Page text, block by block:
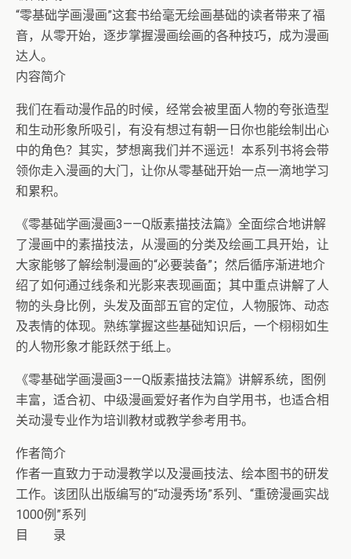
“零基础学画漫画”这套书给毫无绘画基础的读者带来了福
音，从零开始，逐步掌握漫画绘画的各种技巧，成为漫画
达人。
内容简介
我们在看动漫作品的时候，经常会被里面人物的夸张造型
和生动形象所吸引，有没有想过有朝一日你也能绘制出心
中的角色？其实，梦想离我们并不遥远！本系列书将会带
领你走入漫画的大门，让你从零基础开始一点一滴地学习
和累积。
《零基础学画漫画3——Q版素描技法篇》全面综合地讲解
了漫画中的素描技法，从漫画的分类及绘画工具开始，让
大家能够了解绘制漫画的“必要装备”；然后循序渐进地介
绍了如何通过线条和光影来表现画面；其中重点讲解了人
物的头身比例，头发及面部五官的定位，人物服饰、动态
及表情的体现。熟练掌握这些基础知识后，一个栩栩如生
的人物形象才能跃然于纸上。
《零基础学画漫画3——Q版素描技法篇》讲解系统，图例
丰富，适合初、中级漫画爱好者作为自学用书，也适合相
关动漫专业作为培训教材或教学参考用书。
作者简介
作者一直致力于动漫教学以及漫画技法、绘本图书的研发
工作。该团队出版编写的“动漫秀场”系列、“重磅漫画实战
1000例”系列
目 录